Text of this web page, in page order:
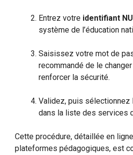
Entrez votre identifiant
système de l’éducation
Saisissez votre mot de
recommandé de le
renforcer la sécurité.
Validez, puis sélectionnez
dans la liste des services
Cette procédure, détaillée en
plateformes pédagogiques, est